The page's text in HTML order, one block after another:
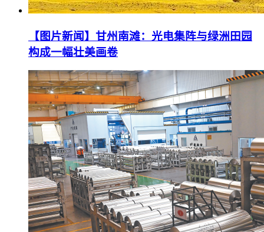
【图片新闻】甘州南滩：光电集阵与绿洲田园
构成一幅壮美画卷